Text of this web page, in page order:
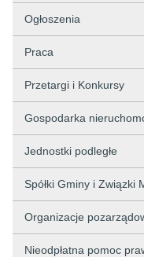
Ogłoszenia
Praca
Przetargi i Konkursy
Gospodarka
Jednostki podległe
Spółki Gminy i Związki
Organizacje
Nieodpłatna pomoc